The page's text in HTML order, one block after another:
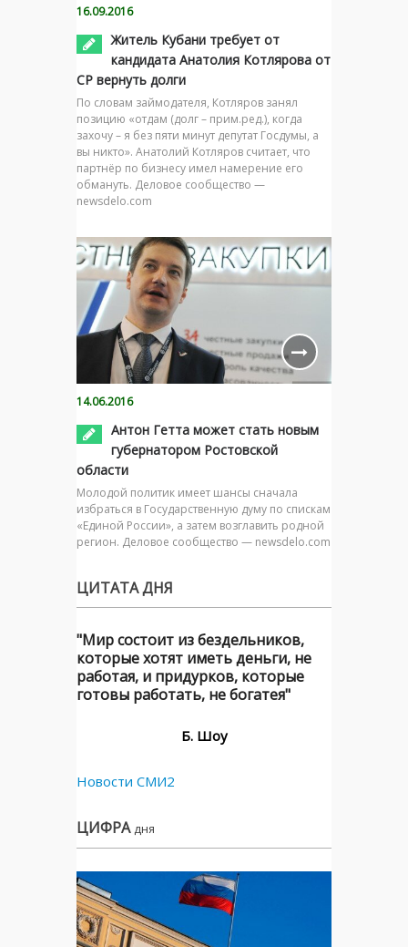
16.09.2016
Житель Кубани требует от
кандидата Анатолия Котлярова от
СР вернуть долги
По словам займодателя, Котляров занял
позицию «отдам (долг – прим.ред.), когда
захочу – я без пяти минут депутат Госдумы, а
вы никто». Анатолий Котляров считает, что
партнёр по бизнесу имел намерение его
обмануть. Деловое сообщество —
newsdelo.com
14.06.2016
Антон Гетта может стать новым
губернатором Ростовской
области
Молодой политик имеет шансы сначала
избраться в Государственную думу по спискам
«Единой России», а затем возглавить родной
регион. Деловое сообщество — newsdelo.com
ЦИТАТА ДНЯ
"Мир состоит из бездельников,
которые хотят иметь деньги, не
работая, и придурков, которые
готовы работать, не богатея"
Б. Шоу
Новости СМИ2
ЦИФРА дня